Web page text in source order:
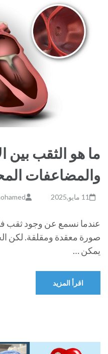
ما هو الثقب بين
والمضاعفات
11 مايو,2025
عندما نسمع عن وجود ثقب في
صورة معقدة ومقلقة. لكن
يمكن …
اقرأ المزيد